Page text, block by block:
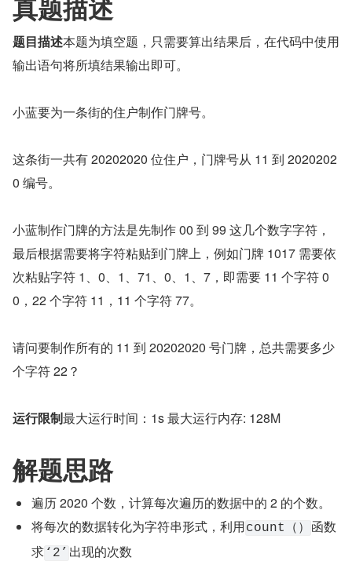
真题描述
题目描述本题为填空题，只需要算出结果后，在代码中使用
输出语句将所填结果输出即可。
小蓝要为一条街的住户制作门牌号。
这条街一共有 20202020 位住户，门牌号从 11 到 2020202
0 编号。
小蓝制作门牌的方法是先制作 00 到 99 这几个数字字符，
最后根据需要将字符粘贴到门牌上，例如门牌 1017 需要依
次粘贴字符 1、0、1、71、0、1、7，即需要 11 个字符 0
0，22 个字符 11，11 个字符 77。
请问要制作所有的 11 到 20202020 号门牌，总共需要多少
个字符 22？
运行限制最大运行时间：1s 最大运行内存: 128M
解题思路
遍历 2020 个数，计算每次遍历的数据中的 2 的个数。
将每次的数据转化为字符串形式，利用count（）
函数
求 ‘2’ 出现的次数